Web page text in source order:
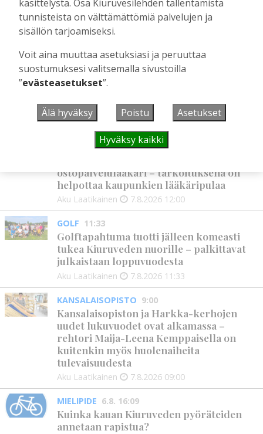
Aku Laatikainen 5.8.2026 09:00
UUSIMMAT
Terveisiä eduskuntaan
Vilho Ruotsalainen 7.8.2026 12:26
HYVINVOINTIALUE 12:00
ostopalvelulääkäri – tarkoituksena on
helpottaa kaupunkien lääkäripulaa
Aku Laatikainen 7.8.2026 12:00
GOLF 11:33
Golftapahtuma tuotti jälleen komeasti
tukea Kiuruveden nuorille – palkittavat
julkaistaan loppuvuodesta
Aku Laatikainen 7.8.2026 11:33
KANSALAISOPISTO 9:00
Kansalaisopiston ja Harkka-kerhojen
uudet lukuvuodet ovat alkamassa –
rehtori Maija-Leena Kemppaisella on
kuitenkin myös huolenaiheita
tulevaisuudesta
Aku Laatikainen 7.8.2026 09:00
MIELIPIDE 6.8. 16:09
Kuinka kauan Kiuruveden pyöräteiden
annetaan rapistua?
käsittelystä. Osa Kiuruvesilehden tallentamista
tunnisteista on välttämättömiä palvelujen ja
sisällön tarjoamiseksi.
Voit aina muuttaa asetuksiasi ja peruuttaa
suostumuksesi valitsemalla sivustoilla
”evästeasetukset”.
Älä hyväksy Poistu Asetukset
Hyväksy kaikki